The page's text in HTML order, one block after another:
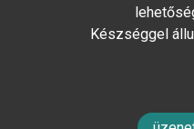
Készséggel